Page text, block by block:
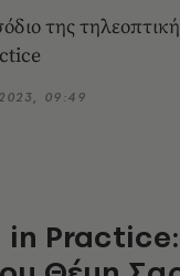
της
09:49
Practice: